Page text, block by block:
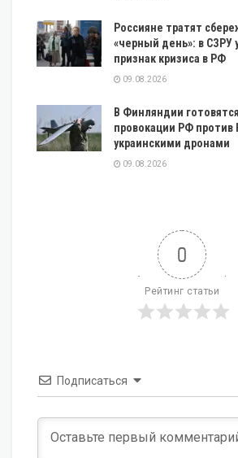
Россияне тратят
«черный день»: в СЗРУ
признак кризиса в РФ
09.08.2026
В Финляндии
провокации РФ против
украинскими дронами
09.08.2026
0
Рейтинг статьи
Подписаться